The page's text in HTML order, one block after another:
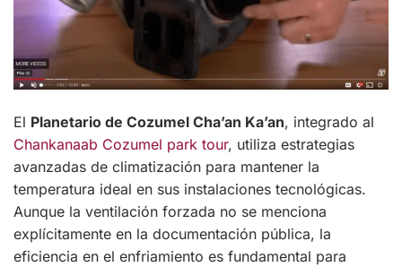
El Planetario de Cozumel Cha’an Ka’an, integrado al
Chankanaab Cozumel park tour, utiliza estrategias
avanzadas de climatización para mantener la
temperatura ideal en sus instalaciones tecnológicas.
Aunque la ventilación forzada no se menciona
explícitamente en la documentación pública, la
eficiencia en el enfriamiento es fundamental para